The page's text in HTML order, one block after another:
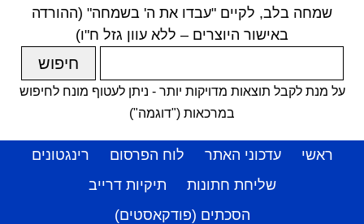
שמחה בלב, לקיים "עבדו את ה' בשמחה" (ההורדה
באישור היוצרים – ללא עוון גזל ח"ו)
על מנת לקבל תוצאות מדויקות יותר - ניתן לעטוף מונח לחיפוש
במרכאות ("דוגמה")
ראשי עדכוני האתר לוח הפרסום
רינגטונים
שליחת חתונות
תיקיות דרייב
הסכתים (פודקאסטים)